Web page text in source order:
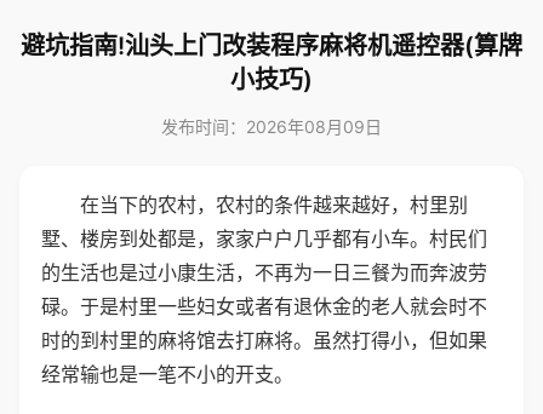
避坑指南!汕头上门改装程序麻将机遥控器(算牌
小技巧)
发布时间：2026年08月09日
在当下的农村，农村的条件越来越好，村里别
墅、楼房到处都是，家家户户几乎都有小车。村民们
的生活也是过小康生活，不再为一日三餐为而奔波劳
碌。于是村里一些妇女或者有退休金的老人就会时不
时的到村里的麻将馆去打麻将。虽然打得小，但如果
经常输也是一笔不小的开支。